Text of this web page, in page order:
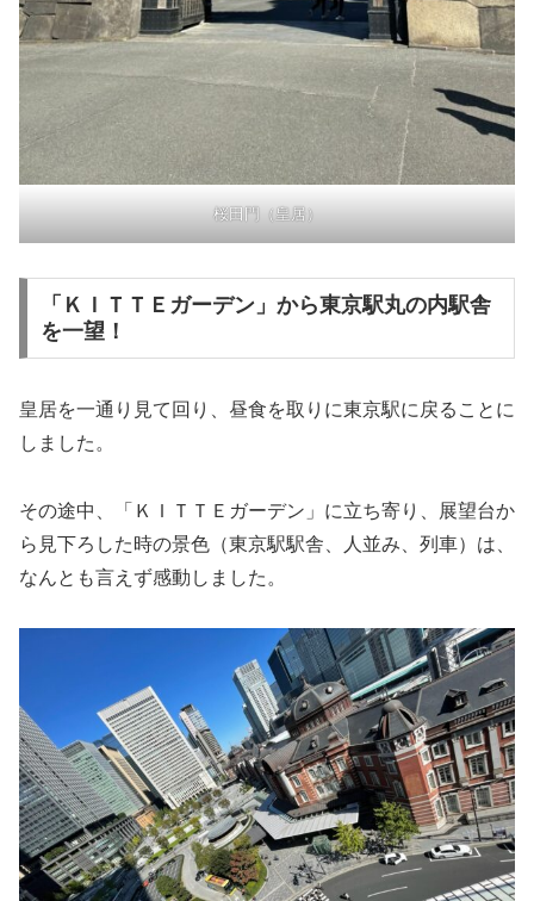
桜田門（皇居）
「ＫＩＴＴＥガーデン」から東京駅丸の内駅舎
を一望！
皇居を一通り見て回り、昼食を取りに東京駅に戻ることに
しました。
その途中、「ＫＩＴＴＥガーデン」に立ち寄り、展望台か
ら見下ろした時の景色（東京駅駅舎、人並み、列車）は、
なんとも言えず感動しました。